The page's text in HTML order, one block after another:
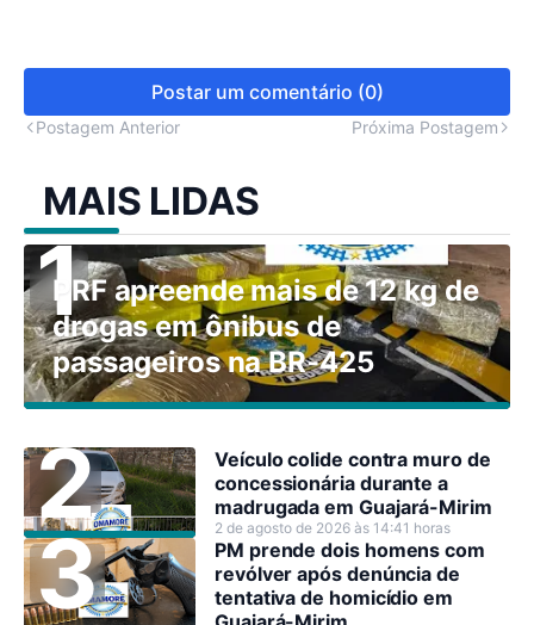
Postar um comentário (0)
Postagem Anterior Próxima Postagem
MAIS LIDAS
PRF apreende mais de 12 kg de
drogas em ônibus de
passageiros na BR-425
Veículo colide contra muro de
concessionária durante a
madrugada em Guajará-Mirim
2 de agosto de 2026 às 14:41 horas
PM prende dois homens com
revólver após denúncia de
tentativa de homicídio em